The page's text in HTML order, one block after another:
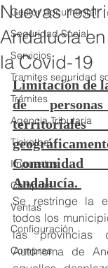
Gestor documental
Seguridad Social
Servicios
Tramites seguridad
Trámites
Agencia Tributaria
Ticketbai
Impuestos
Compras
Ventas
Configuración
Compras
Nuevas
Andalucía
la Covid-19
Limitación de
de
Comunidad
Andalucía.
Se restringe la
todos los
las provincias
Autónoma de